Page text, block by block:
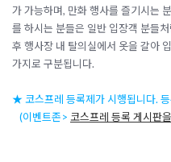
가 가능하며, 만화 행사를 즐기시는
를 하시는 분들은 일반 입장객 분들
후 행사장 내 탈의실에서 옷을 갈아
가지로 구분됩니다.
★ 코스프레 등록제가 시행됩니다.
(이벤트존> 코스프레 등록 게시판